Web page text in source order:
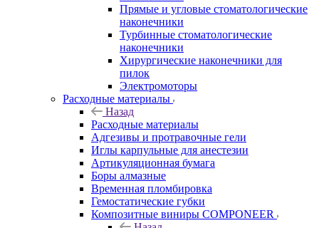
Прямые и угловые стоматологические
наконечники
Турбинные стоматологические
наконечники
Хирургические наконечники для
пилок
Электромоторы
Расходные материалы
Назад
Расходные материалы
Адгезивы и протравочные гели
Иглы карпульные для анестезии
Артикуляционная бумага
Боры алмазные
Временная пломбировка
Гемостатические губки
Композитные виниры COMPONEER